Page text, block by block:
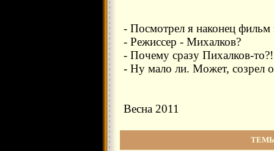
- Посмотрел я наконец
- Режиссер - Михалков?
- Почему сразу Пихалков-то?!
- Ну мало ли. Может, созрел
Весна 2011